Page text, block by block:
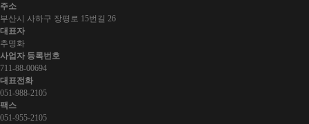
주소
부산시 사하구 장평로 15번길 26
대표자
추명화
사업자 등록번호
711-88-00694
대표전화
051-988-2105
팩스
051-955-2105